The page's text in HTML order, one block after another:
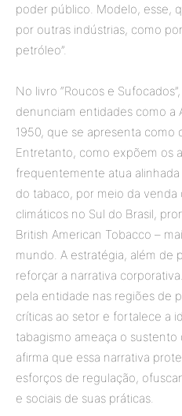
poder público. Modelo, esse,
por outras indústrias, como
petróleo”.
No livro “Roucos e
denunciam entidades como a
1950, que se apresenta como
Entretanto, como expõem os
frequentemente atua
do tabaco, por meio da
climáticos no Sul do Brasil,
British American Tobacco –
mundo. A estratégia, além de
reforçar a narrativa
pela entidade nas regiões de
críticas ao setor e fortalece a
tabagismo ameaça o sustento
afirma que essa narrativa
esforços de regulação,
e sociais de suas práticas.